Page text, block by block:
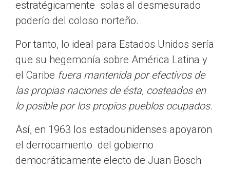
estratégicamente solas al desmesurado
poderío del coloso norteño.
Por tanto, lo ideal para Estados Unidos sería
que su hegemonía sobre América Latina y
el Caribe fuera mantenida por efectivos de
las propias naciones de ésta, costeados en
lo posible por los propios pueblos ocupados.
Así, en 1963 los estadounidenses apoyaron
el derrocamiento del gobierno
democráticamente electo de Juan Bosch